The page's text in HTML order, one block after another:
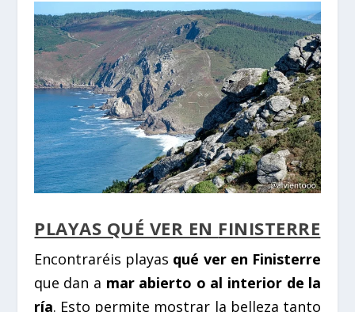
PLAYAS QUÉ VER EN FINISTERRE
Encontraréis playas qué ver en Finisterre
que dan a mar abierto o al interior de la
ría. Esto permite mostrar la belleza tanto